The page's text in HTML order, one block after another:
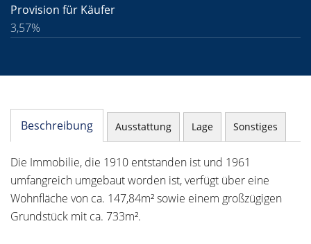
Provision für Käufer
3,57%
Beschreibung Ausstattung Lage Sonstiges
Die Immobilie, die 1910 entstanden ist und 1961
umfangreich umgebaut worden ist, verfügt über eine
Wohnfläche von ca. 147,84m² sowie einem großzügigen
Grundstück mit ca. 733m².